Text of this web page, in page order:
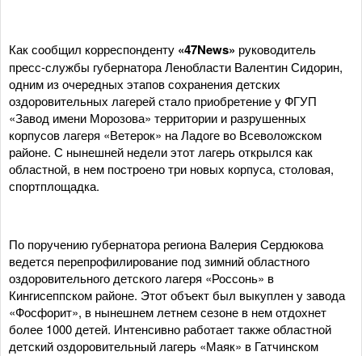
Как сообщил корреспонденту «47News» руководитель
пресс-службы губернатора Ленобласти Валентин Сидорин,
одним из очередных этапов сохранения детских
оздоровительных лагерей стало приобретение у ФГУП
«Завод имени Морозова» территории и разрушенных
корпусов лагеря «Ветерок» на Ладоге во Всеволожском
районе. С нынешней недели этот лагерь открылся как
областной, в нем построено три новых корпуса, столовая,
спортплощадка.
По поручению губернатора региона Валерия Сердюкова
ведется перепрофилирование под зимний областного
оздоровительного детского лагеря «Россонь» в
Кингисеппском районе. Этот объект был выкуплен у завода
«Фосфорит», в нынешнем летнем сезоне в нем отдохнет
более 1000 детей. Интенсивно работает также областной
детский оздоровительный лагерь «Маяк» в Гатчинском